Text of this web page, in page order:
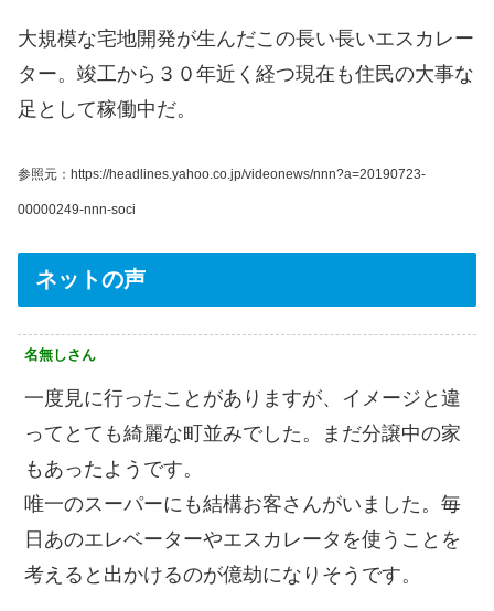
大規模な宅地開発が生んだこの長い長いエスカレー
ター。竣工から３０年近く経つ現在も住民の大事な
足として稼働中だ。
参照元：https://headlines.yahoo.co.jp/videonews/nnn?a=20190723-
00000249-nnn-soci
ネットの声
名無しさん
一度見に行ったことがありますが、イメージと違
ってとても綺麗な町並みでした。まだ分譲中の家
もあったようです。
唯一のスーパーにも結構お客さんがいました。毎
日あのエレベーターやエスカレータを使うことを
考えると出かけるのが億劫になりそうです。